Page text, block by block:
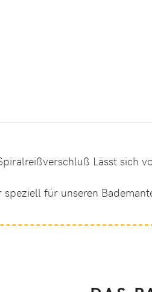
Lässt sich
speziell für unseren